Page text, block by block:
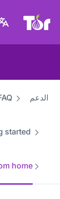
موقع Tor Project
الدعم
started
home